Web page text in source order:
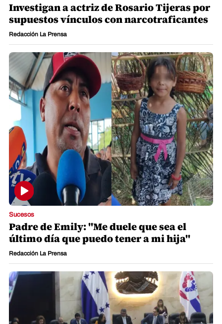
Investigan a actriz de Rosario Tijeras por
supuestos vínculos con narcotraficantes
Redacción La Prensa
Sucesos
Padre de Emily: "Me duele que sea el
último día que puedo tener a mi hija"
Redacción La Prensa